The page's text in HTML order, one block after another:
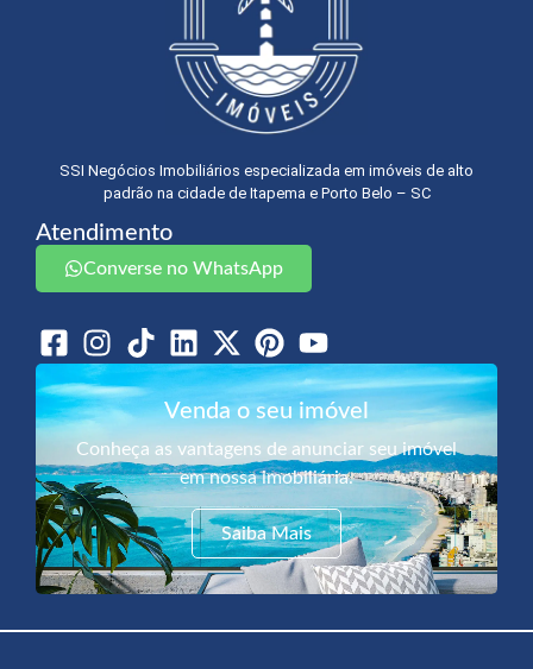
SSI Negócios Imobiliários especializada em imóveis de alto
padrão na cidade de Itapema e Porto Belo – SC
Atendimento
Converse no WhatsApp
Venda o seu imóvel
Conheça as vantagens de anunciar seu imóvel
em nossa imobiliária.
Saiba Mais